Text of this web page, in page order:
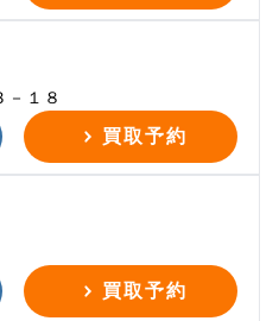
－１８
買取予約
買取予約